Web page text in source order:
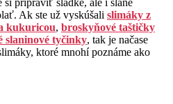
si pripraviť sladké, ale i slané
Ak ste už vyskúšali slimáky z
kukuricou, broskyňové taštičky
slaninové tyčinky, tak je načase
ktoré mnohí poznáme ako